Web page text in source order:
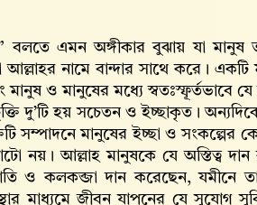
বলতে এমন অঙ্গীকার বুঝায় যা
আল্লাহর নামে বান্দার সাথে করে।
ও মানুষের মধ্যে স্বতঃস্ফূর্তভাবে
দু’টি হয় সচেতন ও ইচ্ছাকৃত।
সম্পাদনে মানুষের ইচ্ছা ও সংকল্পের
নয়। আল্লাহ‌ মানুষকে যে অস্তিত্ব
ও কলকব্জা দান করেছেন, যমীনে
মাধ্যমে জীবন যাপনের যে